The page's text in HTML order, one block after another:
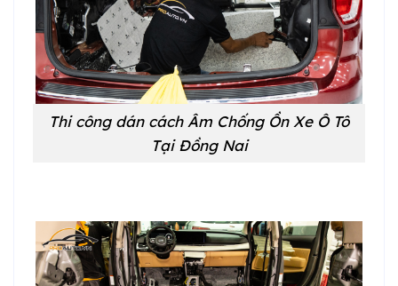
Thi công dán cách Âm Chống Ồn Xe Ô Tô
Tại Đồng Nai